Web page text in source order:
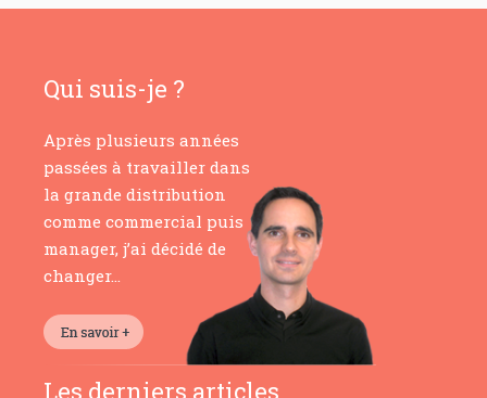
Qui suis-je ?
Après plusieurs années
passées à travailler dans
la grande distribution
comme commercial puis
manager, j’ai décidé de
changer…
Les derniers articles